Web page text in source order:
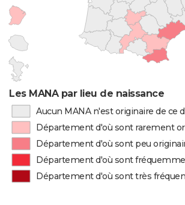
Les MANA par lieu de naissance
Aucun MANA n'est originaire de ce
Département d'où sont rarement
Département d'où sont peu
Département d'où sont
Département d'où sont très